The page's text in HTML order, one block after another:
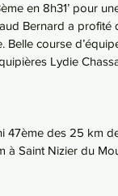
en 8h31’ pour
Bernard a
Belle course
Lydie
47ème des 25 km
à Saint Nizier du